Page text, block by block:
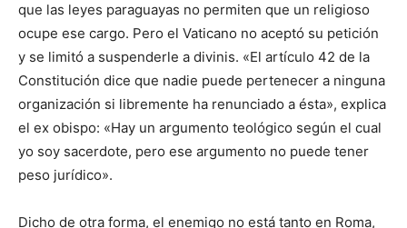
que las leyes paraguayas no permiten que un religioso
ocupe ese cargo. Pero el Vaticano no aceptó su petición
y se limitó a suspenderle a divinis. «El artículo 42 de la
Constitución dice que nadie puede pertenecer a ninguna
organización si libremente ha renunciado a ésta», explica
el ex obispo: «Hay un argumento teológico según el cual
yo soy sacerdote, pero ese argumento no puede tener
peso jurídico».
Dicho de otra forma, el enemigo no está tanto en Roma,